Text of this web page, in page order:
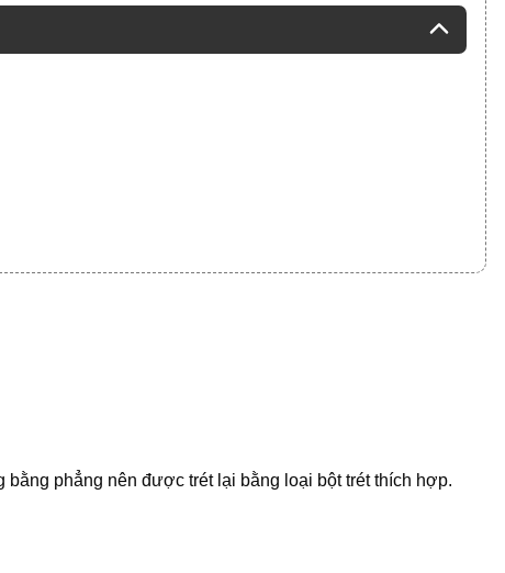
phẳng nên được trét lại bằng loại bột trét thích hợp.